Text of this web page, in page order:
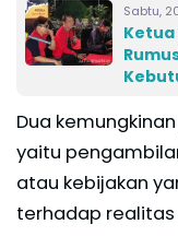
Sabtu,
Ketua
Dua
yaitu
atau kebijakan
terhadap realitas